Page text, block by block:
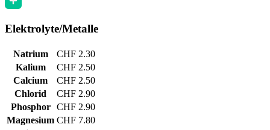
Elektrolyte/Metalle
Natrium
CHF 2.30
Kalium
CHF 2.50
Calcium
CHF 2.50
Chlorid
CHF 2.90
Phosphor
CHF 2.90
Magnesium CHF 7.80